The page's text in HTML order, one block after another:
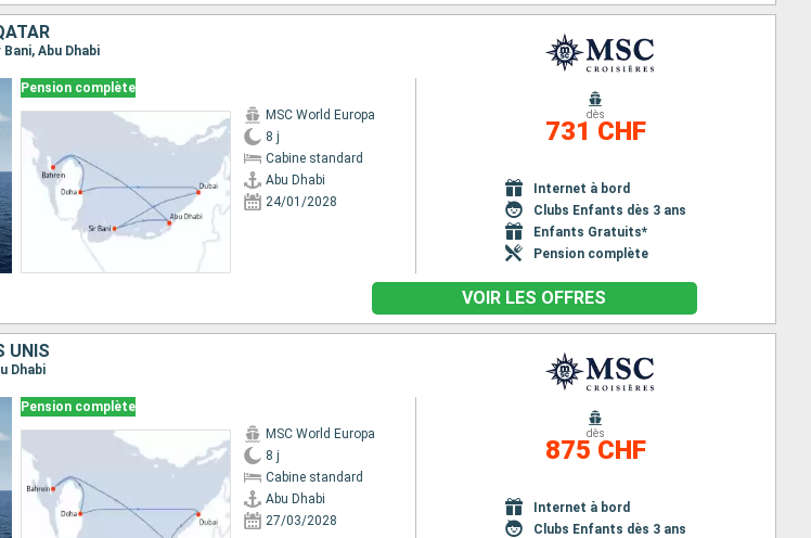
Abu Dhabi
Pension complète
MSC World Europa
8 j
Cabine standard
Abu Dhabi
24/01/2028
dès
731 CHF
Internet à bord
Clubs Enfants dès 3 ans
Enfants Gratuits*
Pension complète
VOIR LES OFFRES
UNIS
Dhabi
Pension complète
MSC World Europa
8 j
Cabine standard
Abu Dhabi
27/03/2028
dès
875 CHF
Internet à bord
Clubs Enfants dès 3 ans